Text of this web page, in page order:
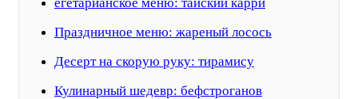
Праздничное меню: жареный лосось
Десерт на скорую руку: тирамису
Кулинарный шедевр: бефстроганов